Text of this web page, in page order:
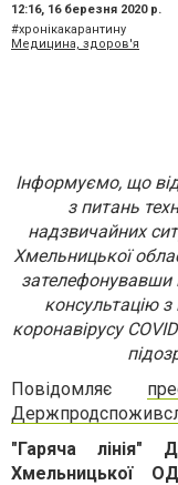
12:16, 16 березня 2020 р.
#хронікакарантину
Медицина, здоров'я
Інформуємо, що
з питань
надзвичайних
Хмельницької
зателефонувавши
консультацію
коронавірусу
Повідомляє
"Гаряча лінія"
Хмельницької